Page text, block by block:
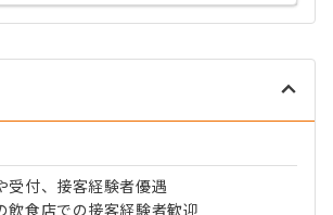
受付、接客経験者優遇
飲食店での接客経験者歓迎